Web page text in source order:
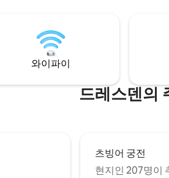
와이파이
드레스덴의
츠빙어 궁전
현지인 207명이